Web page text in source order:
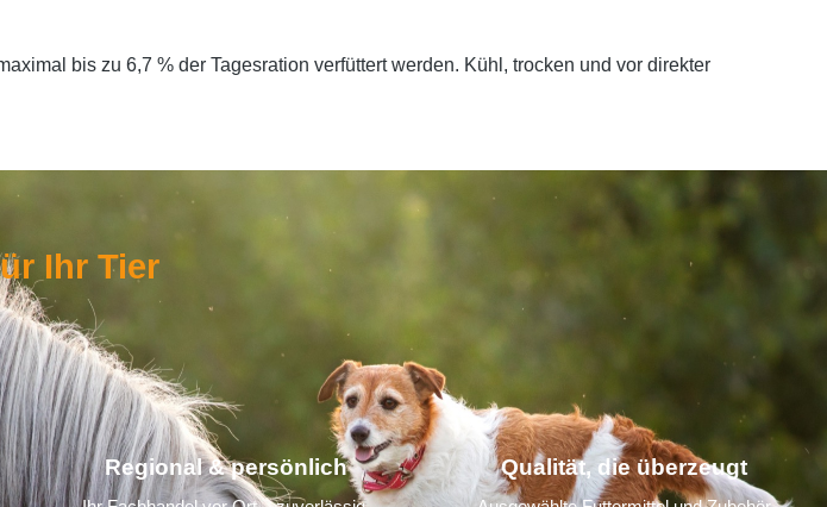
bis zu 6,7 % der Tagesration verfüttert werden. Kühl, trocken und vor direkter
Ihr Tier
Regional & persönlich Qualität, die überzeugt